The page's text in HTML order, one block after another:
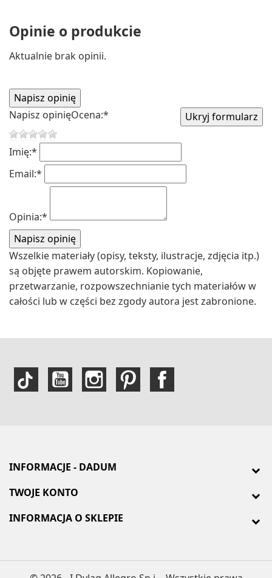
Opinie o produkcie
Aktualnie brak opinii.
Napisz opinięOcena:*
Imię:*
Email:*
Opinia:*
Wszelkie materiały (opisy, teksty, ilustracje, zdjęcia itp.)
są objęte prawem autorskim. Kopiowanie,
przetwarzanie, rozpowszechnianie tych materiałów w
całości lub w części bez zgody autora jest zabronione.
INFORMACJE - DADUM
TWOJE KONTO
INFORMACJA O SKLEPIE